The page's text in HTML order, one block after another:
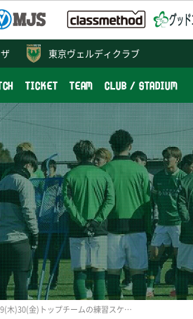
東京ヴェルディクラブ
TICKET TEAM CLUB / STADIUM
5/29(木)30(金)トップチームの練習スケジュールの変更について